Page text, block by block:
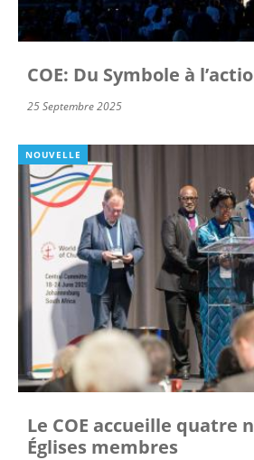
COE: Du Symbole à
25 Septembre 2025
NOUVELLE
Le COE accueille quatre
Églises membres